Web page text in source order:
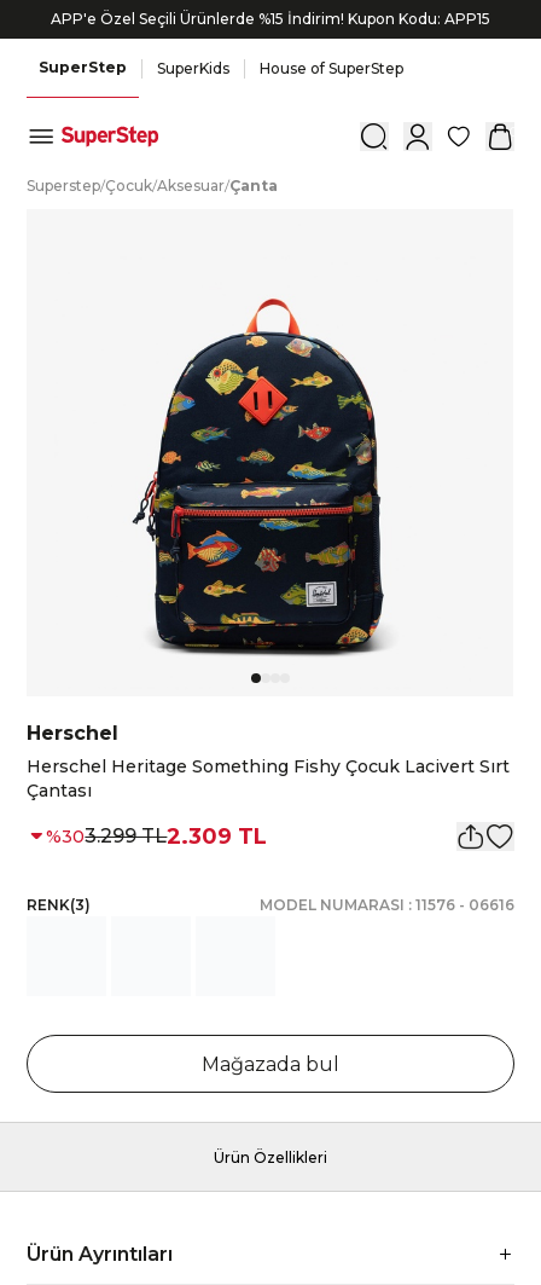
APP'e Özel Seçili Ürünlerde %15 İndirim! Kupon Kodu: APP15
SuperStep SuperKids House of SuperStep
0
Superstep/Çocuk/Aksesuar/Çanta
Herschel
Herschel Heritage Something Fishy Çocuk Lacivert Sırt
Çantası
%303.299 TL2.309 TL
RENK(3) MODEL NUMARASI : 11576- 06616
Mağazada bul
Ürün Özellikleri
Ürün Ayrıntıları